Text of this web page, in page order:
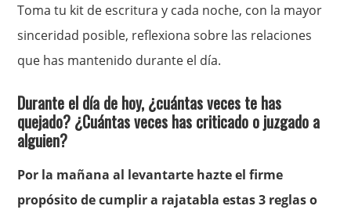
Toma tu kit de escritura y cada noche, con la mayor
sinceridad posible, reflexiona sobre las relaciones
que has mantenido durante el día.
Durante el día de hoy, ¿cuántas veces te has
quejado? ¿Cuántas veces has criticado o juzgado a
alguien?
Por la mañana al levantarte hazte el firme
propósito de cumplir a rajatabla estas 3 reglas o